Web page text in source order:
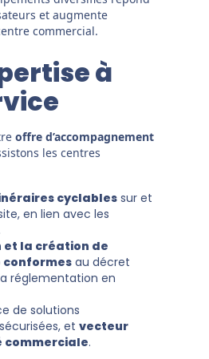
et augmente
commercial.
à
offre d’accompagnement
les centres
cyclables sur et
en lien avec les
et la création de
conformes au décret
réglementation en
de solutions
et vecteur
.